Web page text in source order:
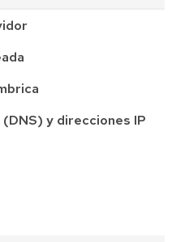
y direcciones IP